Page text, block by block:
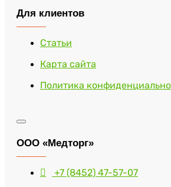
Для клиентов
Статьи
Карта сайта
Политика
ООО «Медторг»
+7 (8452) 47-57-07